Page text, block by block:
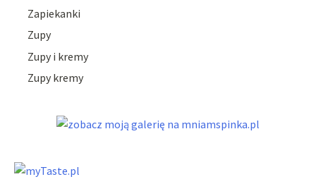
Zapiekanki
Zupy
Zupy i kremy
Zupy kremy